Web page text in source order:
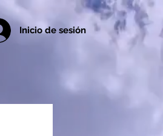
Inicio de sesión